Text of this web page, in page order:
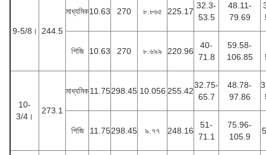
9-5/8। 244.5
মাধ্যমিক10.63 270 ৮.৮৬৫ 225.17
32.3-
53.5
48.11-
79.69
পিজি 10.63 270 ৮.৬৯৯ 220.96
40-
71.8
59.58-
106.85
10-
3/4।
273.1
মাধ্যমিক11.75298.45 10.056 255.42
32.75-
65.7
48.78-
97.86
পিজি 11.75298.45 ৯.৭৭ 248.16
51-
71.1
75.96-
105.9